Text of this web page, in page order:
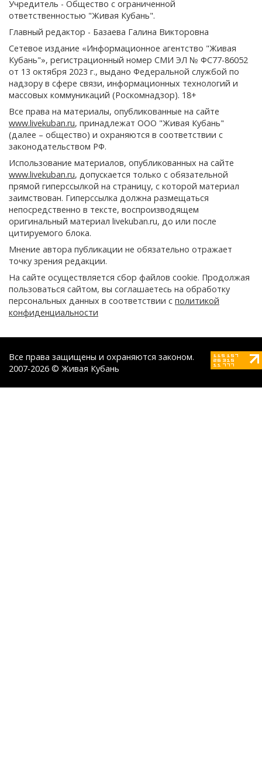
Учредитель - Общество с ограниченной
ответственностью "Живая Кубань".
Главный редактор - Базаева Галина Викторовна
Сетевое издание «Информационное агентство "Живая
Кубань"», регистрационный номер СМИ ЭЛ № ФС77-86052
от 13 октября 2023 г., выдано Федеральной службой по
надзору в сфере связи, информационных технологий и
массовых коммуникаций (Роскомнадзор). 18+
Все права на материалы, опубликованные на сайте
www.livekuban.ru, принадлежат ООО "Живая Кубань"
(далее – общество) и охраняются в соответствии с
законодательством РФ.
Использование материалов, опубликованных на сайте
www.livekuban.ru, допускается только с обязательной
прямой гиперссылкой на страницу, с которой материал
заимствован. Гиперссылка должна размещаться
непосредственно в тексте, воспроизводящем
оригинальный материал livekuban.ru, до или после
цитируемого блока.
Мнение автора публикации не обязательно отражает
точку зрения редакции.
На сайте осуществляется сбор файлов cookie. Продолжая
пользоваться сайтом, вы соглашаетесь на обработку
персональных данных в соответствии с политикой
конфиденциальности
Все права защищены и охраняются законом.
2007-2026 © Живая Кубань